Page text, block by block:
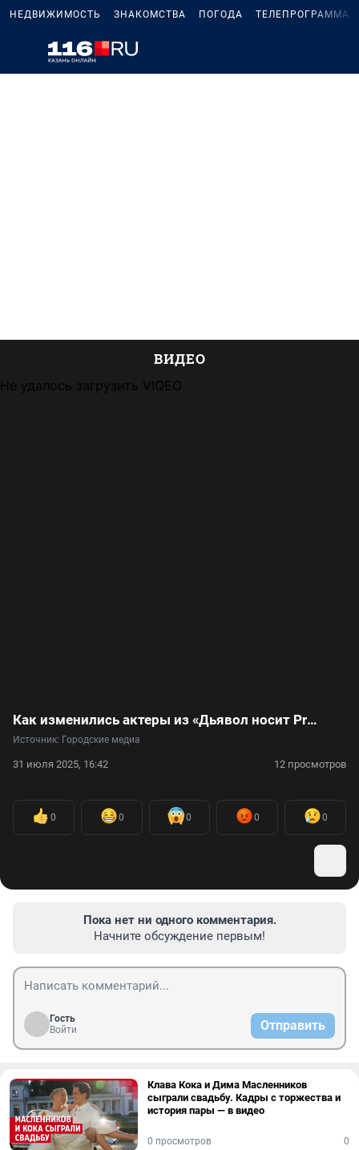
НЕДВИЖИМОСТЬ ЗНАКОМСТВА ПОГОДА ТЕЛЕПРОГРАММА
ВИДЕО
Не удалось загрузить VIQEO
Как изменились актеры из «Дьявол носит Prada» и когда ждать вторую часть картины: видео
Источник: Городские медиа
31 июля 2025, 16:42 12 просмотров
0 0 0 0 0
Пока нет ни одного комментария.
Начните обсуждение первым!
Гость
Войти
Отправить
Клава Кока и Дима Масленников
сыграли свадьбу. Кадры с торжества и
история пары — в видео
0 просмотров 0